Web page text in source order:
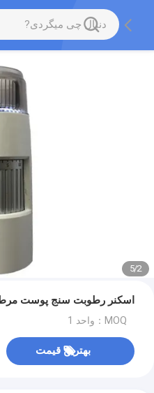
2
/
5
اسکنر رطوبت سنج پوست
MOQ：واحد 1
بهترین قیمت